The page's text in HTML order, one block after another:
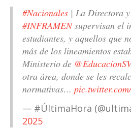
#Nacionales | La Directora
#INFRAMENsupervisan el
estudiantes, y aquellos que
más de los lineamientos
Ministerio de
otra área, donde se les
normativas…
— #ÚltimaHora
2025